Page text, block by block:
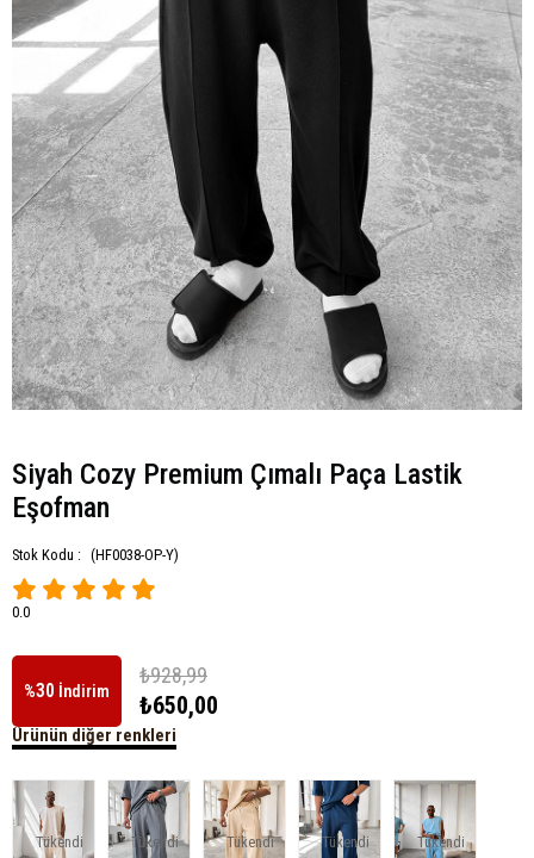
Siyah Cozy Premium Çımalı Paça Lastik
Eşofman
Stok Kodu : (HF0038-OP-Y)
0.0
%30 İndirim
₺928,99
₺650,00
Ürünün diğer renkleri
Tükendi Tükendi Tükendi Tükendi Tükendi